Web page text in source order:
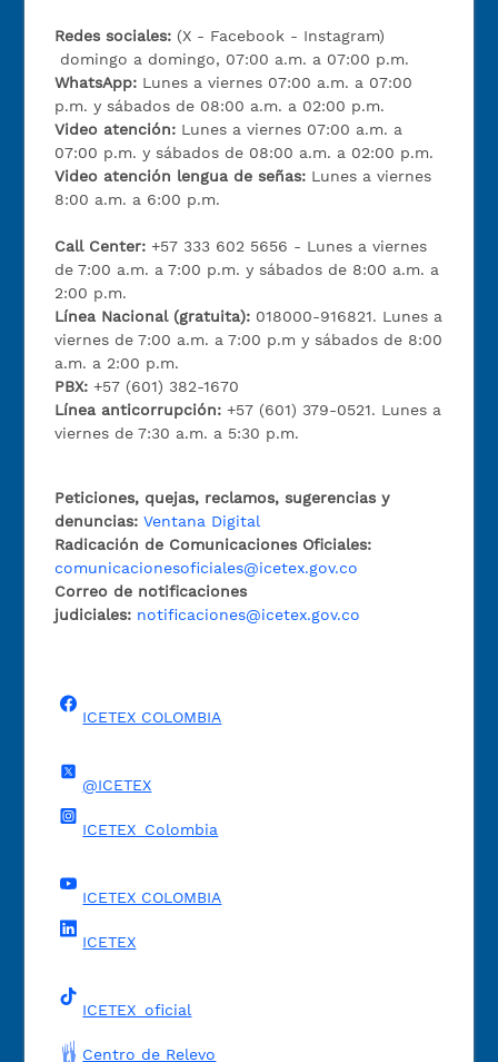
Redes sociales: (X - Facebook - Instagram)
domingo a domingo, 07:00 a.m. a 07:00 p.m.
WhatsApp: Lunes a viernes 07:00 a.m. a 07:00
p.m. y sábados de 08:00 a.m. a 02:00 p.m.
Video atención: Lunes a viernes 07:00 a.m. a
07:00 p.m. y sábados de 08:00 a.m. a 02:00 p.m.
Video atención lengua de señas: Lunes a viernes
8:00 a.m. a 6:00 p.m.
Call Center:+57 333 602 5656 - Lunes a viernes
de 7:00 a.m. a 7:00 p.m. y sábados de 8:00 a.m. a
2:00 p.m.
Línea Nacional (gratuita): 018000-916821. Lunes a
viernes de 7:00 a.m. a 7:00 p.m y sábados de 8:00
a.m. a 2:00 p.m.
PBX:+57 (601) 382-1670
Línea anticorrupción:+57 (601) 379-0521. Lunes a
viernes de 7:30 a.m. a 5:30 p.m.
Peticiones, quejas, reclamos, sugerencias y
denuncias: Ventana Digital
Radicación de Comunicaciones Oficiales:
comunicacionesoficiales@icetex.gov.co
Correo de notificaciones
judiciales: notificaciones@icetex.gov.co
ICETEX COLOMBIA
@ICETEX
ICETEX_Colombia
ICETEX COLOMBIA
ICETEX
ICETEX_oficial
Centro de Relevo